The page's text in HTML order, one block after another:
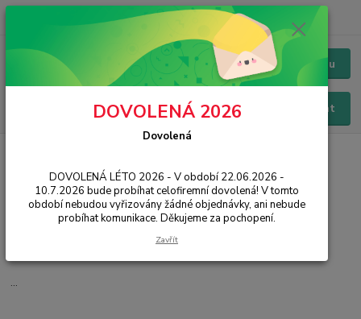
Menu
Hledat
Chat / Online podpora - 24/7
Modemy
3G, LTE a 4G
...
DOVOLENÁ 2026
Dovolená
DOVOLENÁ LÉTO 2026 - V období 22.06.2026 -
10.7.2026 bude probíhat celofiremní dovolená! V tomto
období nebudou vyřizovány žádné objednávky, ani nebude
probíhat komunikace. Děkujeme za pochopení.
Zavřít